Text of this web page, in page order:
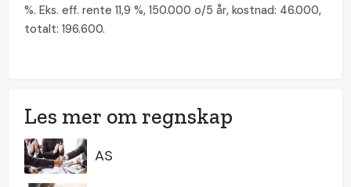
%. Eks. eff. rente 11,9 %, 150.000 o/5 år, kostnad: 46.000,
totalt: 196.600.
Les mer om regnskap
AS